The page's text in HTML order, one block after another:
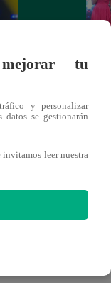
gala
tu
y personalizar
datos se gestionarán
leer nuestra